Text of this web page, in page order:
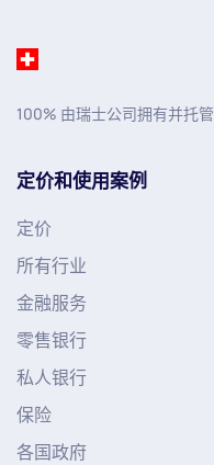
100% 由瑞士公司拥有并托管
定价和使用案例
定价
所有行业
金融服务
零售银行
私人银行
保险
各国政府